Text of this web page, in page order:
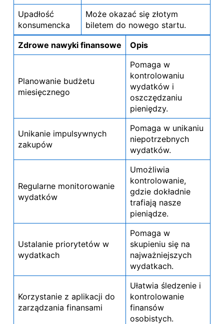
Upadłość
konsumencka
Może okazać się złotym
biletem do nowego startu.
Zdrowe nawyki finansowe
Opis
Planowanie budżetu
miesięcznego
Pomaga w
kontrolowaniu
wydatków i
oszczędzaniu
pieniędzy.
Unikanie impulsywnych
zakupów
Pomaga w unikaniu
niepotrzebnych
wydatków.
Regularne monitorowanie
wydatków
Umożliwia
kontrolowanie,
gdzie dokładnie
trafiają nasze
pieniądze.
Ustalanie priorytetów w
wydatkach
Pomaga w
skupieniu się na
najważniejszych
wydatkach.
Korzystanie z aplikacji do
zarządzania finansami
Ułatwia śledzenie i
kontrolowanie
finansów
osobistych.